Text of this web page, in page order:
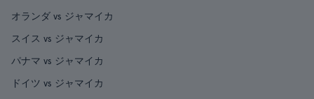
オランダ vs ジャマイカ
スイス vs ジャマイカ
パナマ vs ジャマイカ
ドイツ vs ジャマイカ